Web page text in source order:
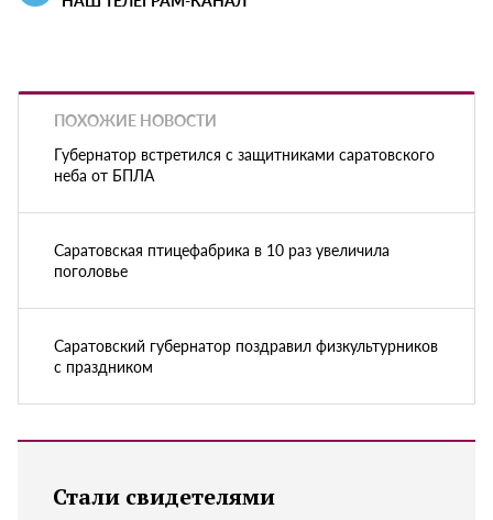
ПОХОЖИЕ НОВОСТИ
Губернатор встретился с защитниками саратовского
неба от БПЛА
Саратовская птицефабрика в 10 раз увеличила
поголовье
Саратовский губернатор поздравил физкультурников
с праздником
Стали свидетелями